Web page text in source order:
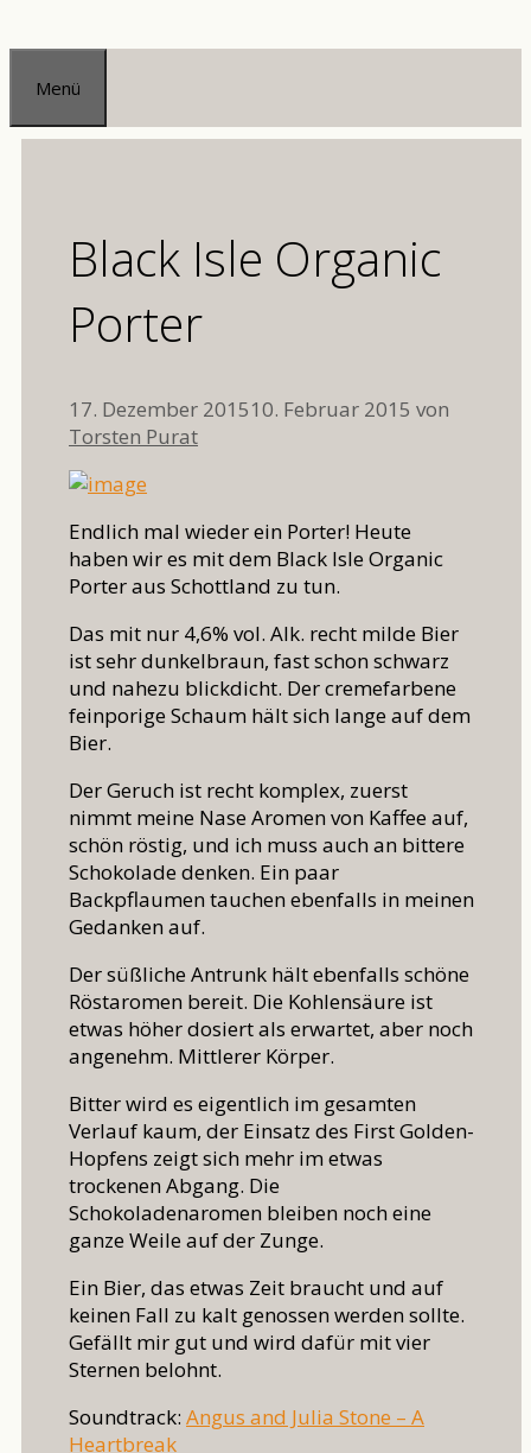
Zum
Inhalt
springen
Menü
Black Isle Organic
Porter
17. Dezember 201510. Februar 2015 von
Torsten Purat
Endlich mal wieder ein Porter! Heute
haben wir es mit dem Black Isle Organic
Porter aus Schottland zu tun.
Das mit nur 4,6% vol. Alk. recht milde Bier
ist sehr dunkelbraun, fast schon schwarz
und nahezu blickdicht. Der cremefarbene
feinporige Schaum hält sich lange auf dem
Bier.
Der Geruch ist recht komplex, zuerst
nimmt meine Nase Aromen von Kaffee auf,
schön röstig, und ich muss auch an bittere
Schokolade denken. Ein paar
Backpflaumen tauchen ebenfalls in meinen
Gedanken auf.
Der süßliche Antrunk hält ebenfalls schöne
Röstaromen bereit. Die Kohlensäure ist
etwas höher dosiert als erwartet, aber noch
angenehm. Mittlerer Körper.
Bitter wird es eigentlich im gesamten
Verlauf kaum, der Einsatz des First Golden-
Hopfens zeigt sich mehr im etwas
trockenen Abgang. Die
Schokoladenaromen bleiben noch eine
ganze Weile auf der Zunge.
Ein Bier, das etwas Zeit braucht und auf
keinen Fall zu kalt genossen werden sollte.
Gefällt mir gut und wird dafür mit vier
Sternen belohnt.
Soundtrack: Angus and Julia Stone – A
Heartbreak